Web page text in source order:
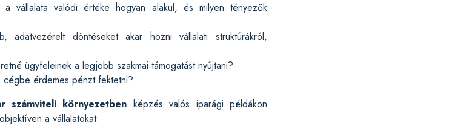
vállalata valódi értéke hogyan alakul, és milyen tényezők
adatvezérelt döntéseket akar hozni vállalati struktúrákról,
ügyfeleinek a legjobb szakmai támogatást nyújtani?
cégbe érdemes pénzt fektetni?
számviteli környezetben képzés valós iparági példákon
a vállalatokat.